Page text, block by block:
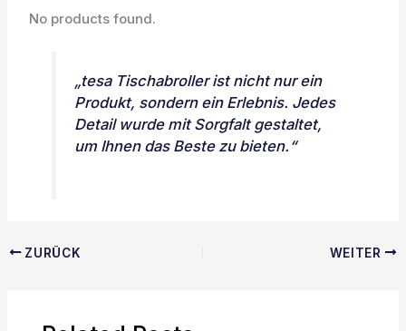
No products found.
„tesa Tischabroller ist nicht nur ein
Produkt, sondern ein Erlebnis. Jedes
Detail wurde mit Sorgfalt gestaltet,
um Ihnen das Beste zu bieten.“
ZURÜCK WEITER